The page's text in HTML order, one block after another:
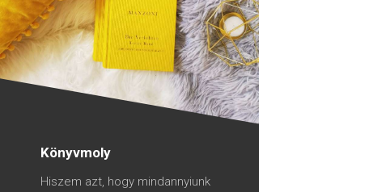
Könyvmoly
Hiszem azt, hogy mindannyiunk